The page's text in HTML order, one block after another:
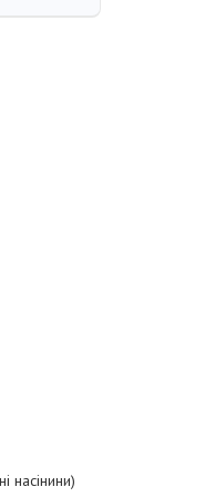
насінини)